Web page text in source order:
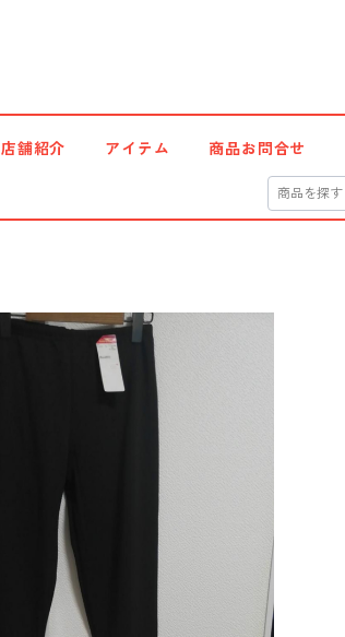
店舗紹介 アイテム 商品お問合せ